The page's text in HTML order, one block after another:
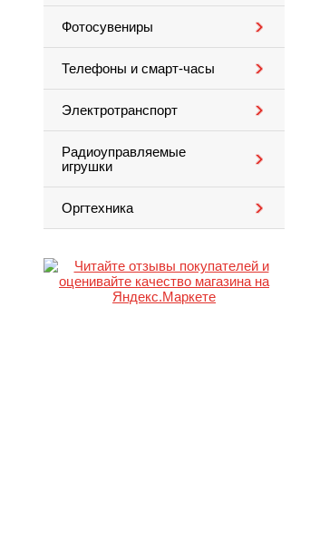
Фотосувениры
Телефоны и смарт-часы
Электротранспорт
Радиоуправляемые
игрушки
Оргтехника